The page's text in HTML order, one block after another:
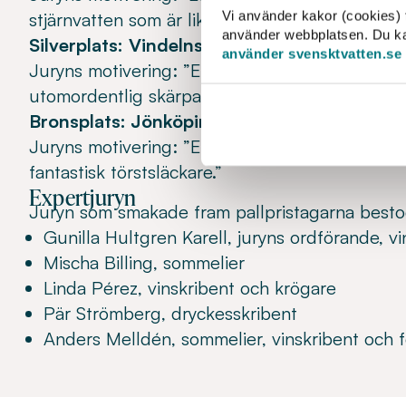
Vi använder kakor
använder webbplatsen. Du
använder svensktvatten.se
stjärnvatten som är lika gott i kåsa som i
Silverplats: Vindelns kommun
Juryns motivering: ”Ett vatten med hög, frisk
utomordentlig skärpa som liksom smattrar i
Bronsplats: Jönköpings kommun
Juryns motivering: ”Ett vatten som bjuder på
fantastisk törstsläckare.”
Expertjuryn
Juryn som smakade fram pallpristagarna
Gunilla Hultgren Karell, juryns ordförande,
Mischa Billing, sommelier
Linda Pérez, vinskribent och krögare
Pär Strömberg, dryckesskribent
Anders Melldén, sommelier, vinskribent och